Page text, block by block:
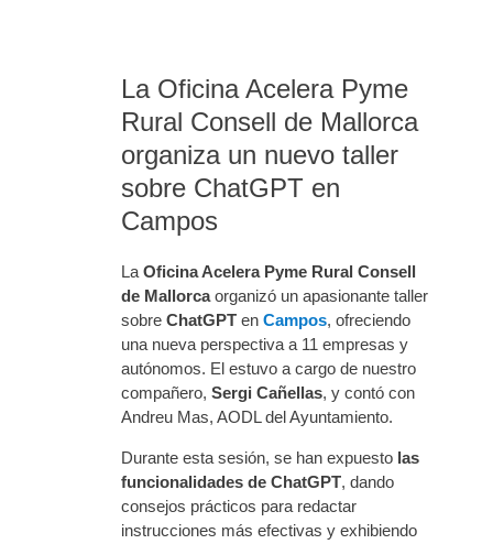
La Oficina Acelera Pyme
Rural Consell de Mallorca
organiza un nuevo taller
sobre ChatGPT en
Campos
La Oficina Acelera Pyme Rural Consell
de Mallorcaorganizó un apasionante taller
sobre ChatGPT en Campos, ofreciendo
una nueva perspectiva a 11 empresas y
autónomos. El estuvo a cargo de nuestro
compañero, Sergi Cañellas, y contó con
Andreu Mas, AODL del Ayuntamiento.
Durante esta sesión, se han expuesto las
funcionalidades de ChatGPT, dando
consejos prácticos para redactar
instrucciones más efectivas y exhibiendo